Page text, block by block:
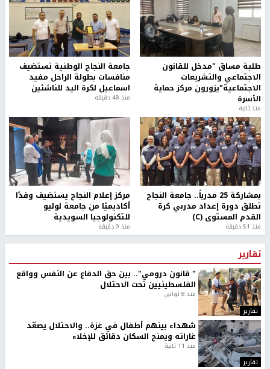
طلبة مساق "مدخل للقانون
الاجتماعي والتشريعات
الاجتماعية"يزورون مركز حماية
الأسرة
منذ ثانية
جامعة النجاح الوطنية تستضيف
منافسات بطولة الراحل مفيد
اسماعيل لكرة اليد للناشئين
منذ 48 دقيقة
بمشاركة 25 مدرباً.. جامعة النجاح
تطلق دورة إعداد مدربي كرة
القدم المستوى (C)
منذ 51 دقيقة
مركز إعلام النجاح يستضيف وفدًا
أكاديميًا من جامعة لوليو
للتكنولوجيا السويدية
منذ 9 دقيقة
تقارير
تقارير
" قانون درومي".. بين حق الدفاع عن النفس وواقع
الفلسطينيين تحت الاحتلال
منذ 8 ثواني
تقارير
شهداء بينهم أطفال في غزة.. والاحتلال يصعّد
غاراته ويمنح السكان دقائق للإخلاء
منذ 11 ثانية